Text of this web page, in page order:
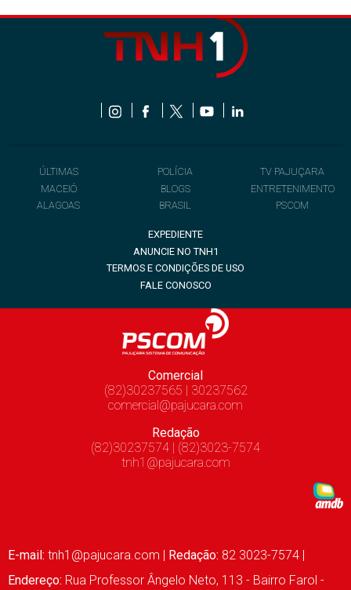
ÚLTIMAS
MACEIÓ
ALAGOAS
POLÍCIA
BLOGS
BRASIL
TV PAJUÇARA
ENTRETENIMENTO
PSCOM
EXPEDIENTE
ANUNCIE NO TNH1
TERMOS E CONDIÇÕES DE USO
FALE CONOSCO
Comercial
(82)30237565 | 30237562
comercial@pajucara.com
Redação
(82)30237574 | (82)3023-7574
tnh1@pajucara.com
E-mail: tnh1@pajucara.com | Redação: 82 3023-7574 |
Endereço: Rua Professor Ângelo Neto, 113 - Bairro Farol -